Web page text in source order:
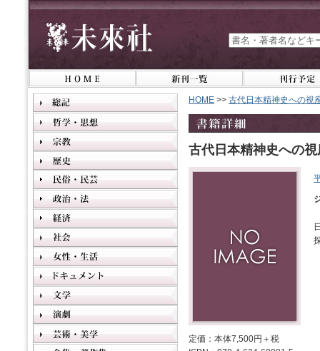
HOME >> 古代日本精神史への視
古代日本精神史への視
定価：本体7,500円＋税